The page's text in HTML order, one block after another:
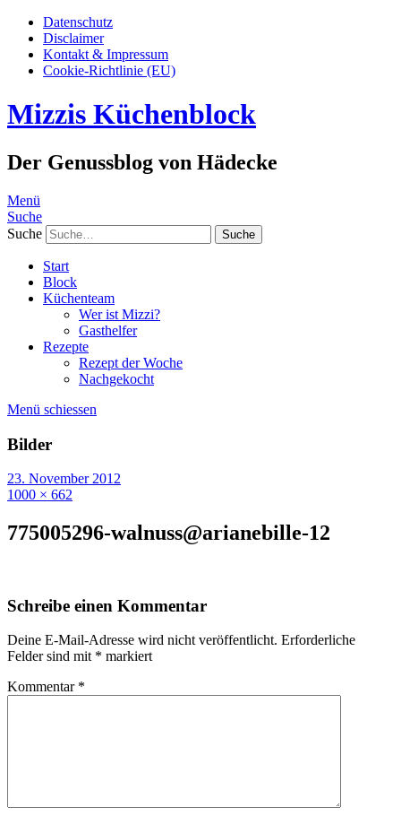
Datenschutz
Disclaimer
Kontakt & Impressum
Cookie-Richtlinie (EU)
Mizzis Küchenblock
Der Genussblog von Hädecke
Menü
Suche
Suche
Start
Block
Küchenteam
Wer ist Mizzi?
Gasthelfer
Rezepte
Rezept der Woche
Nachgekocht
Menü schiessen
Bilder
23. November 2012
1000 × 662
775005296-walnuss@arianebille-12
Schreibe einen Kommentar
Deine E-Mail-Adresse wird nicht veröffentlicht. Erforderliche
Felder sind mit * markiert
Kommentar *